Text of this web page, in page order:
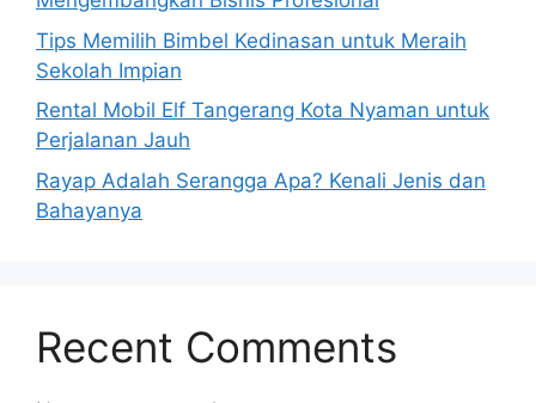
Tips Memilih Bimbel Kedinasan untuk Meraih
Sekolah Impian
Rental Mobil Elf Tangerang Kota Nyaman untuk
Perjalanan Jauh
Rayap Adalah Serangga Apa? Kenali Jenis dan
Bahayanya
Recent Comments